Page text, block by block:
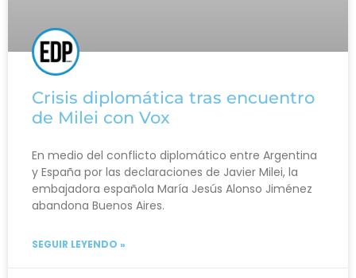
Crisis diplomática tras encuentro
de Milei con Vox
En medio del conflicto diplomático entre Argentina
y España por las declaraciones de Javier Milei, la
embajadora española María Jesús Alonso Jiménez
abandona Buenos Aires.
SEGUIR LEYENDO »